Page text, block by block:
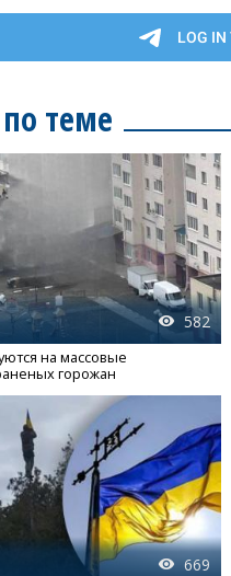
теме
582
на массовые
горожан
669